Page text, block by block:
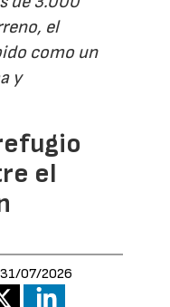
el
como un
y
el
31/07/2026